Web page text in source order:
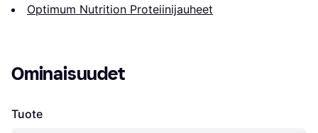
Optimum Nutrition Proteiinijauheet
Ominaisuudet
Tuote